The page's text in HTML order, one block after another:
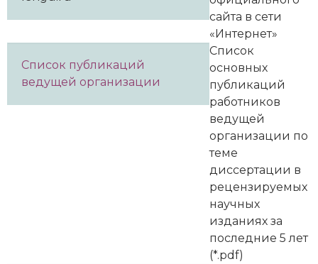
сайта в сети
«Интернет»
Список публикаций
ведущей организации
Список
основных
публикаций
работников
ведущей
организации по
теме
диссертации в
рецензируемых
научных
изданиях за
последние 5 лет
(*.pdf)